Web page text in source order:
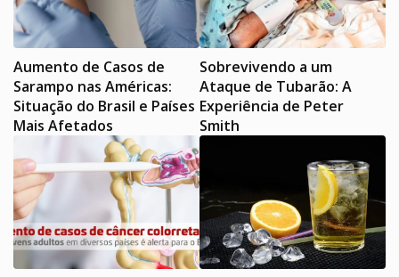
Aumento de Casos de
Sarampo nas Américas:
Situação do Brasil e Países
Mais Afetados
Sobrevivendo a um
Ataque de Tubarão: A
Experiência de Peter
Smith